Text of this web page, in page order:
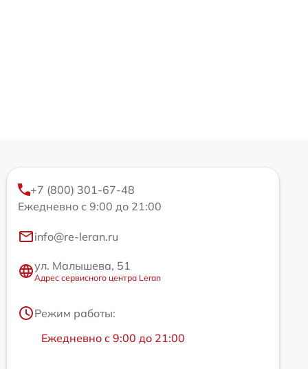
+7 (800) 301-67-48
Ежедневно с 9:00 до 21:00
info@re-leran.ru
ул. Малышева, 51
Адрес сервисного центра Leran
Режим работы:
Ежедневно с 9:00 до 21:00